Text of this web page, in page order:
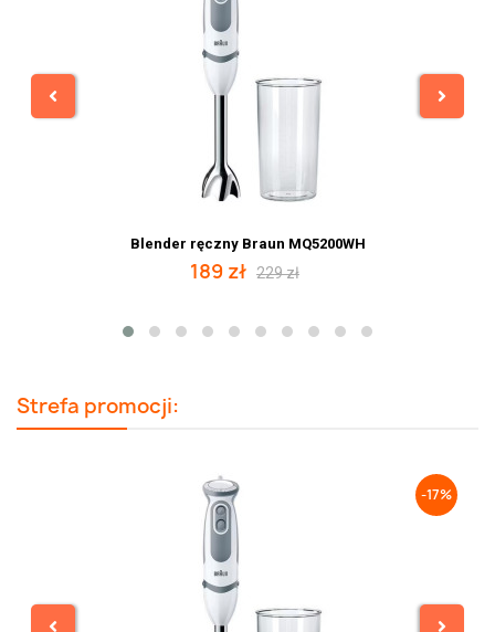
Blender ręczny Braun MQ5200WH
189 zł 229 zł
Strefa promocji:
-17%